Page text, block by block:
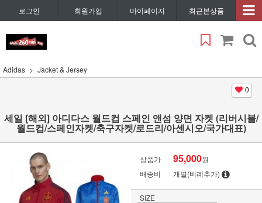
로그인 회원가입 마이페이지 최근본상품
Adidas Jacket & Jersey
0
세일 [해외] 아디다스 월드컵 스페인 앤섬 양면 자켓 (리버시블/
월드컵/스페인자켓/축구자켓/로드리/아센시오/국가대표)
상품가 95,000원
배송비
개별(비례추가)
SIZE